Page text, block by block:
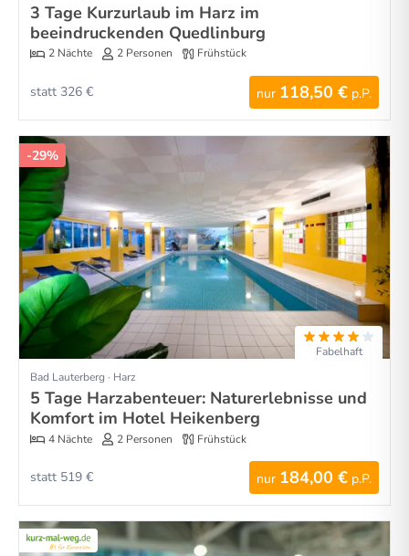
3 Tage Kurzurlaub im Harz im
beeindruckenden Quedlinburg
2 Nächte 2 Personen Frühstück
nur 118,50 € p.P.
statt 326 €
-29%
Fabelhaft
Bad Lauterberg · Harz
5 Tage Harzabenteuer: Naturerlebnisse und
Komfort im Hotel Heikenberg
4 Nächte 2 Personen Frühstück
nur 184,00 € p.P.
statt 519 €